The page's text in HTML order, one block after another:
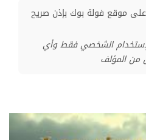
موقع فولة بوك بإذن صريح
الشخصي فقط وأي
من المؤلف